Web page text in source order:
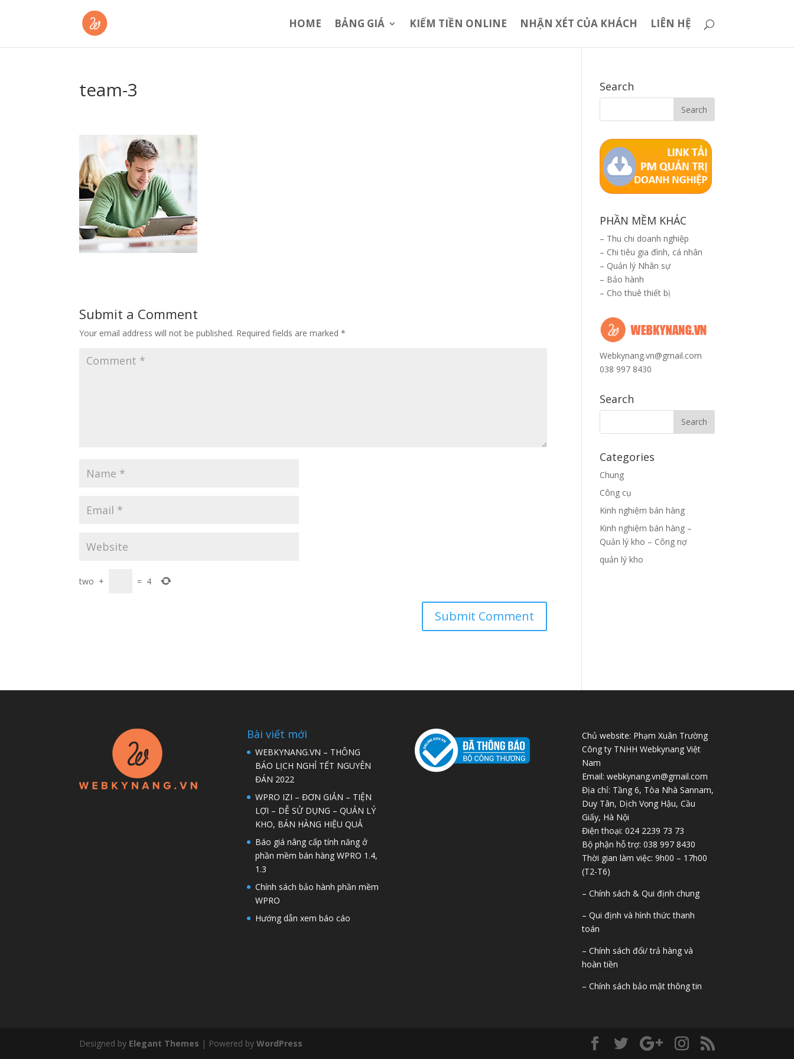
HOME BẢNG GIÁ KIẾM TIỀN ONLINE NHẬN XÉT CỦA KHÁCH LIÊN HỆ
team-3
Submit a Comment
Your email address will not be published. Required fields are marked*
two + = 4
Search
PHẦN MỀM KHÁC
– Thu chi doanh nghiệp
– Chi tiêu gia đình, cá nhân
– Quản lý Nhân sự
– Bảo hành
– Cho thuê thiết bị
Webkynang.vn@gmail.com
038 997 8430
Search
Categories
Chung
Công cụ
Kinh nghiệm bán hàng
Kinh nghiệm bán hàng –
Quản lý kho – Công nợ
quản lý kho
Bài viết mới
WEBKYNANG.VN – THÔNG
BÁO LỊCH NGHỈ TẾT NGUYÊN
ĐÁN 2022
WPRO IZI – ĐƠN GIẢN – TIỆN
LỢI – DỄ SỬ DỤNG – QUẢN LÝ
KHO, BÁN HÀNG HIỆU QUẢ
Báo giá nâng cấp tính năng ở
phần mềm bán hàng WPRO 1.4,
1.3
Chính sách bảo hành phần mềm
WPRO
Hướng dẫn xem báo cáo
Chủ website: Phạm Xuân Trường
Công ty TNHH Webkynang Việt
Nam
Email: webkynang.vn@gmail.com
Địa chỉ: Tầng 6, Tòa Nhà Sannam,
Duy Tân, Dịch Vọng Hậu, Cầu
Giấy, Hà Nội
Điện thoại: 024 2239 73 73
Bộ phận hỗ trợ: 038 997 8430
Thời gian làm việc: 9h00 – 17h00
(T2-T6)
– Chính sách & Qui định chung
– Qui định và hình thức thanh
toán
– Chính sách đổi/ trả hàng và
hoàn tiền
– Chính sách bảo mật thông tin
Designed by Elegant Themes | Powered byWordPress